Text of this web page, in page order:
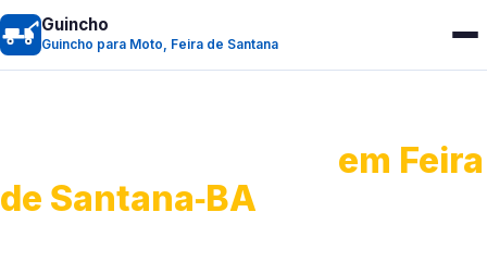
Guincho
Guincho para Moto, Feira de Santana
em Feira
de Santana‑BA